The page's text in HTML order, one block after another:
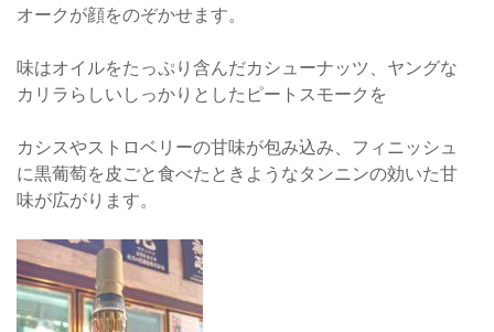
オークが顔をのぞかせます。
味はオイルをたっぷり含んだカシューナッツ、ヤングな
カリラらしいしっかりとしたピートスモークを
カシスやストロベリーの甘味が包み込み、フィニッシュ
に黒葡萄を皮ごと食べたときようなタンニンの効いた甘
味が広がります。